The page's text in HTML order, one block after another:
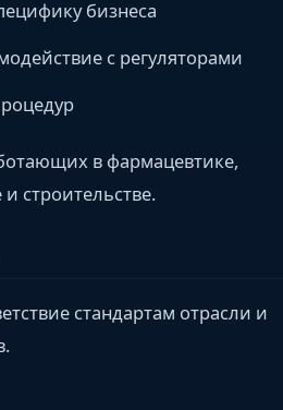
бизнеса
с регуляторами
в фармацевтике,
строительстве.
стандартам отрасли и